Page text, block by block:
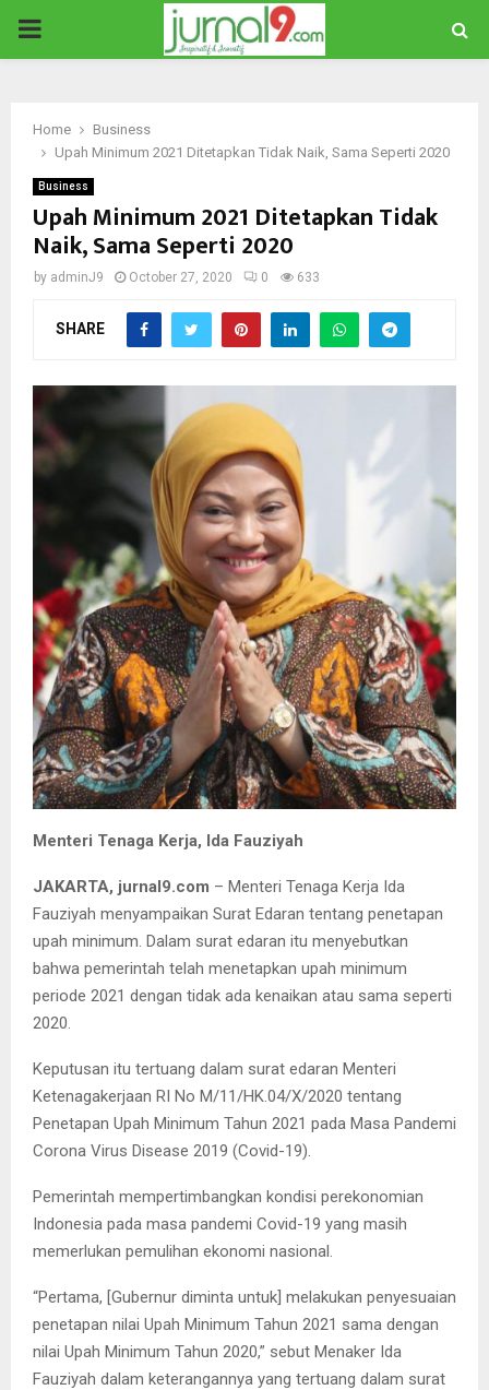
PRIMARY
Home
Business
Upah Minimum 2021 Ditetapkan Tidak Naik, Sama Seperti 2020
Business
Upah Minimum 2021 Ditetapkan Tidak
Naik, Sama Seperti 2020
by adminJ9 October 27, 2020 0 633
SHARE
Menteri Tenaga Kerja, Ida Fauziyah
JAKARTA, jurnal9.com – Menteri Tenaga Kerja Ida
Fauziyah menyampaikan Surat Edaran tentang penetapan
upah minimum. Dalam surat edaran itu menyebutkan
bahwa pemerintah telah menetapkan upah minimum
periode 2021 dengan tidak ada kenaikan atau sama seperti
2020.
Keputusan itu tertuang dalam surat edaran Menteri
Ketenagakerjaan RI No M/11/HK.04/X/2020 tentang
Penetapan Upah Minimum Tahun 2021 pada Masa Pandemi
Corona Virus Disease 2019 (Covid-19).
Pemerintah mempertimbangkan kondisi perekonomian
Indonesia pada masa pandemi Covid-19 yang masih
memerlukan pemulihan ekonomi nasional.
“Pertama, [Gubernur diminta untuk] melakukan penyesuaian
penetapan nilai Upah Minimum Tahun 2021 sama dengan
nilai Upah Minimum Tahun 2020,” sebut Menaker Ida
Fauziyah dalam keterangannya yang tertuang dalam surat